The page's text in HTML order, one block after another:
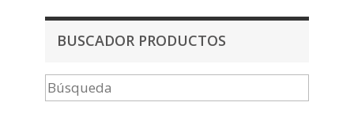
BUSCADOR PRODUCTOS